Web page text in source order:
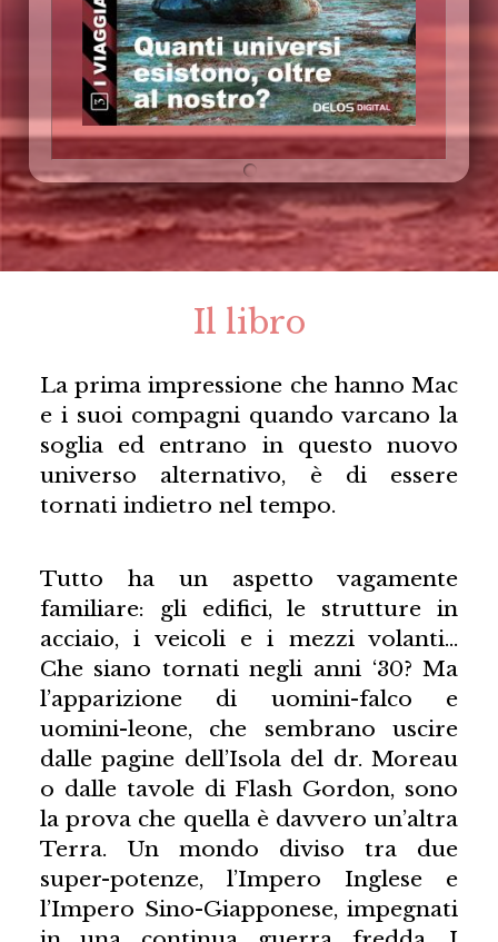
Il libro
La prima impressione che hanno Mac
e i suoi compagni quando varcano la
soglia ed entrano in questo nuovo
universo alternativo, è di essere
tornati indietro nel tempo.
Tutto ha un aspetto vagamente
familiare: gli edifici, le strutture in
acciaio, i veicoli e i mezzi volanti…
Che siano tornati negli anni ‘30? Ma
l’apparizione di uomini-falco e
uomini-leone, che sembrano uscire
dalle pagine dell’Isola del dr. Moreau
o dalle tavole di Flash Gordon, sono
la prova che quella è davvero un’altra
Terra. Un mondo diviso tra due
super-potenze, l’Impero Inglese e
l’Impero Sino-Giapponese, impegnati